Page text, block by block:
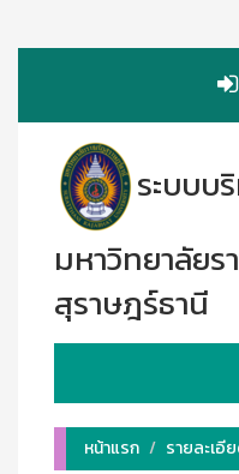
ระบบบ
มหาวิทยาลัยร
สุราษฎร์ธานี
หน้าแรก
รายละเ